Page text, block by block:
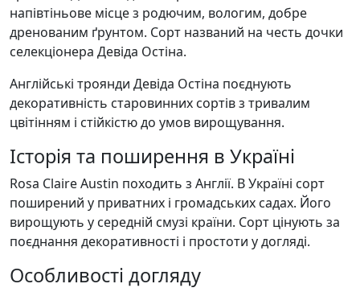
напівтіньове місце з родючим, вологим, добре
дренованим ґрунтом. Сорт названий на честь дочки
селекціонера Девіда Остіна.
Англійські троянди Девіда Остіна поєднують
декоративність старовинних сортів з тривалим
цвітінням і стійкістю до умов вирощування.
Історія та поширення в Україні
Rosa Claire Austin походить з Англії. В Україні сорт
поширений у приватних і громадських садах. Його
вирощують у середній смузі країни. Сорт цінують за
поєднання декоративності і простоти у догляді.
Особливості догляду